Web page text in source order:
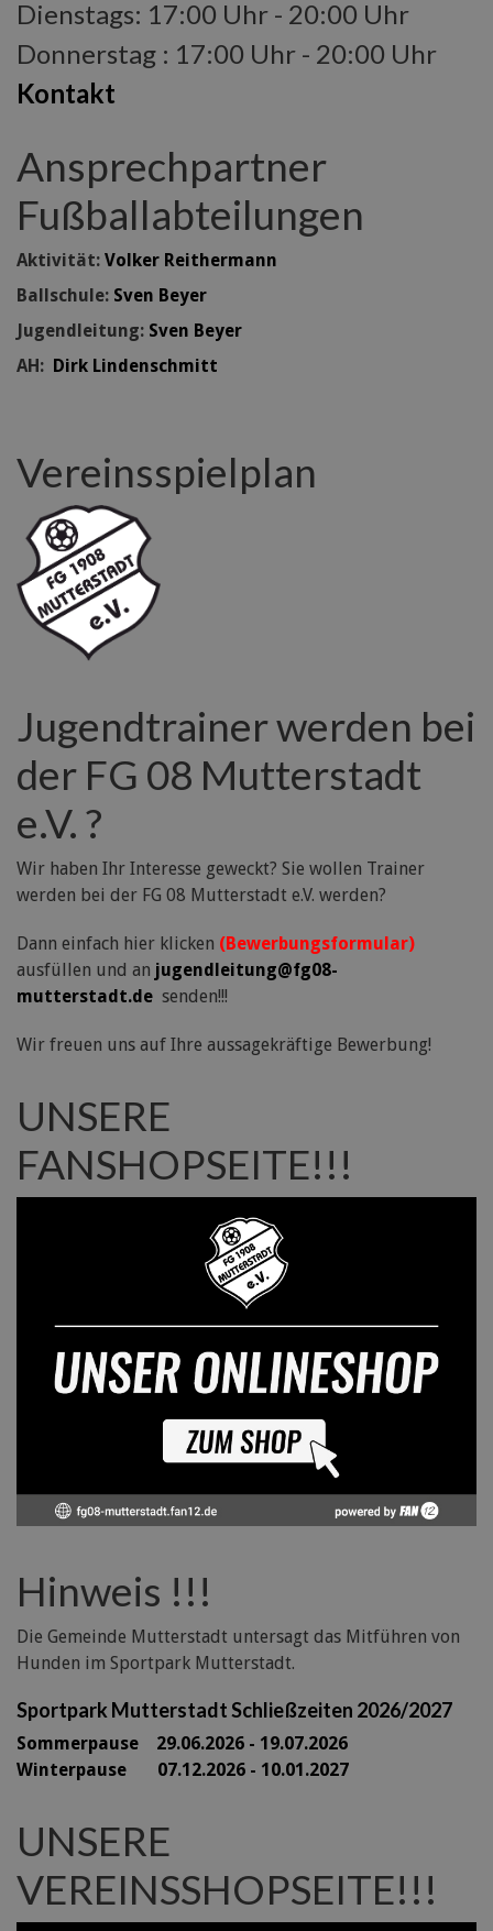
Dienstags: 17:00 Uhr - 20:00 Uhr
Donnerstag : 17:00 Uhr - 20:00 Uhr
Kontakt
Ansprechpartner
Fußballabteilungen
Aktivität: Volker Reithermann
Ballschule: Sven Beyer
Jugendleitung: Sven Beyer
AH: Dirk Lindenschmitt
Vereinsspielplan
Jugendtrainer werden bei
der FG 08 Mutterstadt
e.V. ?
Wir haben Ihr Interesse geweckt? Sie wollen Trainer
werden bei der FG 08 Mutterstadt e.V. werden?
Dann einfach hier klicken (Bewerbungsformular)
ausfüllen und an jugendleitung@fg08-
mutterstadt.de senden!!!
Wir freuen uns auf Ihre aussagekräftige Bewerbung!
UNSERE
FANSHOPSEITE!!!
Hinweis !!!
Die Gemeinde Mutterstadt untersagt das Mitführen von
Hunden im Sportpark Mutterstadt.
Sportpark Mutterstadt Schließzeiten 2026/2027
Sommerpause 29.06.2026 - 19.07.2026
Winterpause 07.12.2026 - 10.01.2027
UNSERE
VEREINSSHOPSEITE!!!